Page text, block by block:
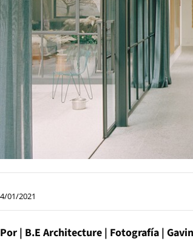
4/01/2021
Por | B.E Architecture | Fotografía |